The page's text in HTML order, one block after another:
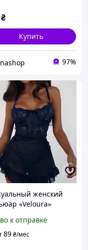
₴
Купить
97%
женский
«Veloura»
с трусиками
к отправке
89₴/мес